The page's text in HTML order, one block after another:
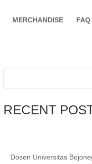
MERCHANDISE FAQ
RECENT
Dosen Universitas